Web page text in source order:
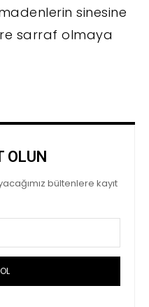
sinesine
sarraf olmaya
OLUN
bültenlere kayıt